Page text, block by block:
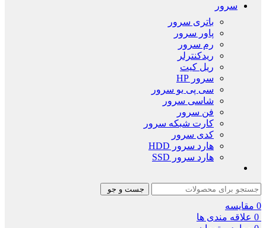
سرور
باتری سرور
پاور سرور
رم سرور
ریدکنترلر
ریل کیت
سرور HP
سی پی یو سرور
شاسی سرور
فن سرور
کارت شبکه سرور
کدی سرور
هارد سرور HDD
هارد سرور SSD
جست و جو
0 مقایسه
0 علاقه مندی ها